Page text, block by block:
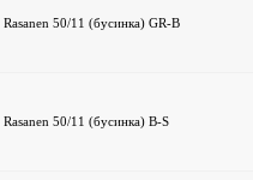
Rasanen 50/11 (бусинка) GR-B
Rasanen 50/11 (бусинка) B-S